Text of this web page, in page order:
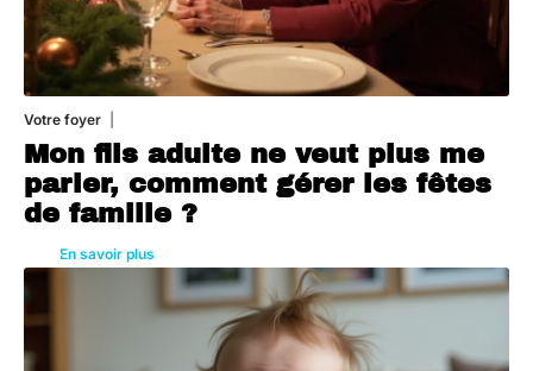
Votre foyer
Mon fils adulte ne veut plus me
parler, comment gérer les fêtes
de famille ?
En savoir plus